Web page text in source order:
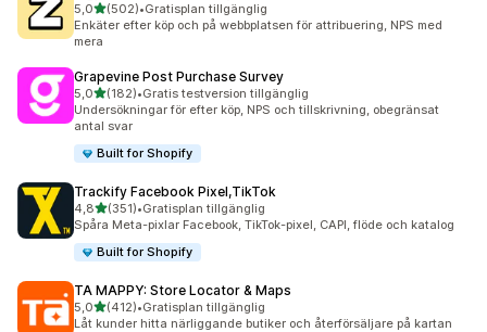
5,0av 5 stjärnor
(502)
502 recensioner totalt
•Gratisplan tillgänglig
Enkäter efter köp och på webbplatsen för attribuering, NPS med
mera
Grapevine Post Purchase Survey
5,0av 5 stjärnor
(182)
182 recensioner totalt
•Gratis testversion tillgänglig
Undersökningar för efter köp, NPS och tillskrivning, obegränsat
antal svar
Built for Shopify
Trackify Facebook Pixel,TikTok
4,8av 5 stjärnor
(351)
351 recensioner totalt
•Gratisplan tillgänglig
Spåra Meta-pixlar Facebook, TikTok-pixel, CAPI, flöde och katalog
Built for Shopify
TA MAPPY: Store Locator & Maps
5,0av 5 stjärnor
(412)
412 recensioner totalt
•Gratisplan tillgänglig
Låt kunder hitta närliggande butiker och återförsäljare på kartan